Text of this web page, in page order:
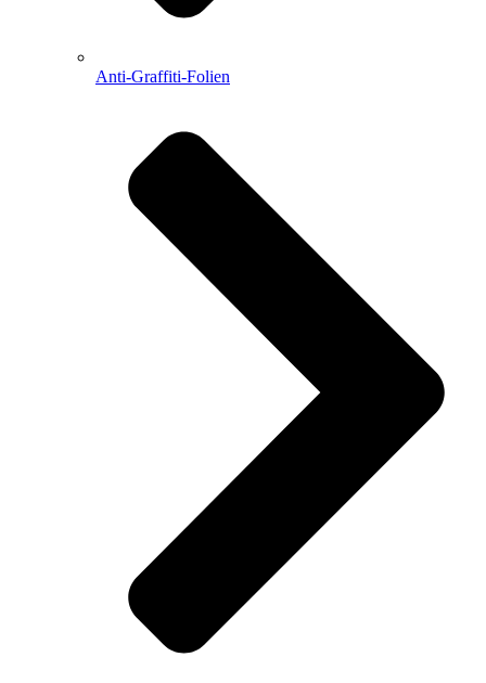
Anti-Graffiti-Folien